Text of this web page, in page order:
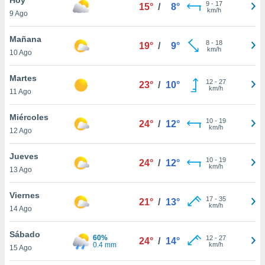
en
más
nuestra
de
cookies
aceptar
9 Ago
15° / 8° 9- 17
km/h
Mañana
10 Ago
19° / 9° 8- 18
km/h
Martes
11 Ago
23° / 10° 12- 27
km/h
Miércoles
12 Ago
24° / 12° 10- 19
km/h
Jueves
13 Ago
24° / 12° 10- 19
km/h
Viernes
14 Ago
21° / 13° 17- 35
km/h
Sábado
15 Ago
60%
0.4 mm
24° / 14° 12- 27
km/h